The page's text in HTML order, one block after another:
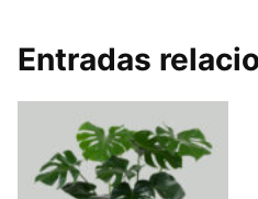
Entradas